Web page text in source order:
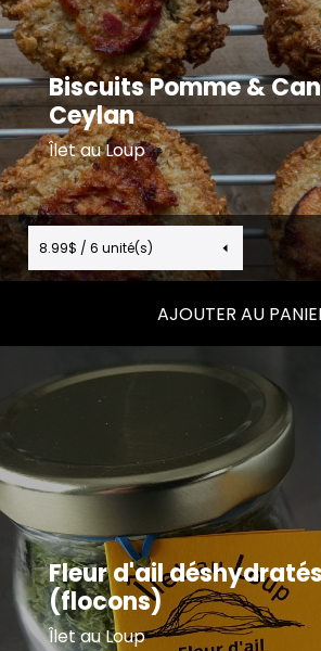
Biscuits Pomme &
Ceylan
Îlet au Loup
8.99$ / 6 unité(s)
AJOUTER AU
Fleur d'ail déshydratés
(flocons)
Îlet au Loup